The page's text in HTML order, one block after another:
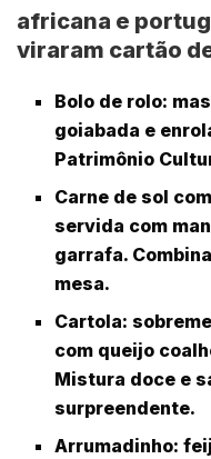
africana e
viraram cartão
Bolo de rolo:
goiabada e
Patrimônio
Carne de sol
servida com
garrafa.
mesa.
Cartola:
com queijo
Mistura doce e
surpreendente.
Arrumadinho: